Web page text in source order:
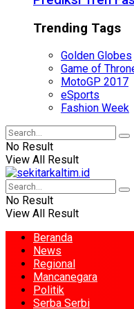
Trending Tags
Golden Globes
Game of
MotoGP 2017
eSports
Fashion Week
No Result
View All Result
No Result
View All Result
Beranda
News
Regional
Mancanegara
Politik
Serba Serbi